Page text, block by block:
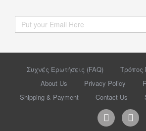
Συχνές Ερωτήσεις (FAQ)
Τρόπος
About Us
Privacy Policy
Shipping & Payment
Contact Us